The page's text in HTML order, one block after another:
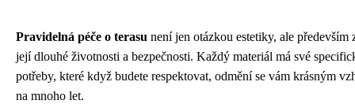
Pravidelná péče o terasu není jen otázkou estetiky, ale především
její dlouhé životnosti a bezpečnosti. Každý materiál má své
potřeby, které když budete respektovat, odmění se vám krásným
na mnoho let.